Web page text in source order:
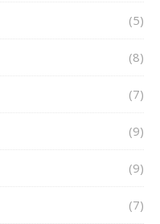
(5)
(8)
(7)
(9)
(9)
(7)